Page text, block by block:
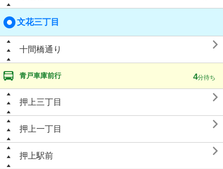
文花三丁目
十間橋通り 
青戸車庫前行 4分待ち
押上三丁目 
押上一丁目 
押上駅前 